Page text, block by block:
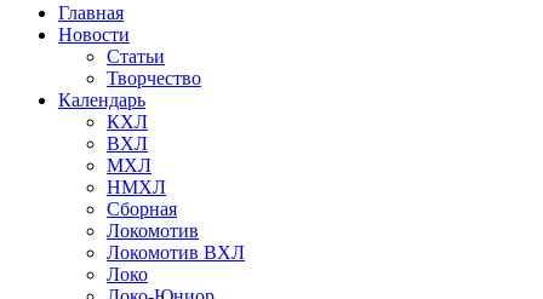
Главная
Новости
Статьи
Творчество
Календарь
КХЛ
ВХЛ
МХЛ
НМХЛ
Сборная
Локомотив
Локомотив ВХЛ
Локо